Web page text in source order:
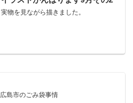
実物を見ながら描きました。
広島市のごみ袋事情